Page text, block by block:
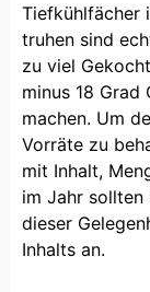
Tiefkühlfächer
truhen sind
zu viel
minus 18
machen. Um
Vorräte zu
mit Inhalt,
im Jahr sollten
dieser
Inhalts an.